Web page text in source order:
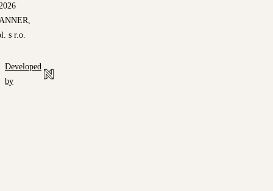
s r.o.
Developed
by